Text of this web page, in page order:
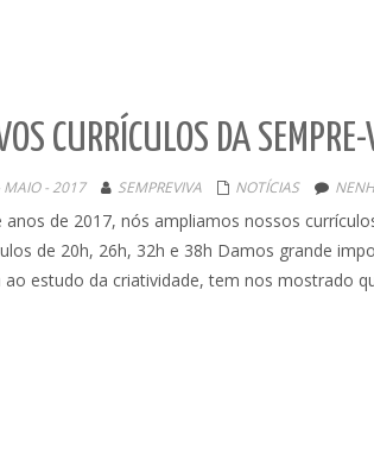
CURRÍCULOS DA
MAIO - 2017 SEMPREVIVA NOTÍCIAS
anos de 2017, nós ampliamos nossos
de 20h, 26h, 32h e 38h Damos grande
ao estudo da criatividade, tem nos mostrado